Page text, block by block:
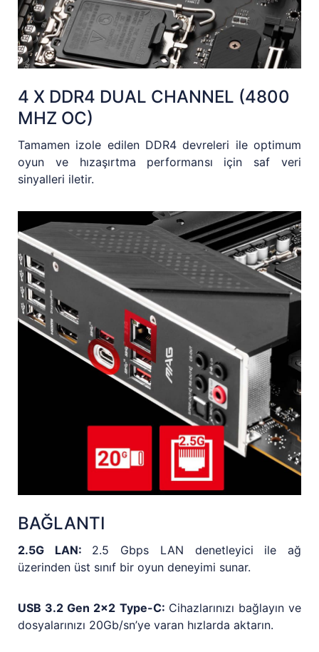
4 X DDR4 DUAL CHANNEL (4800
MHZ OC)
Tamamen izole edilen DDR4 devreleri ile optimum
oyun ve hızaşırtma performansı için saf veri
sinyalleri iletir.
BAĞLANTI
2.5G LAN: 2.5 Gbps LAN denetleyici ile ağ
üzerinden üst sınıf bir oyun deneyimi sunar.
USB 3.2 Gen 2x2 Type-C: Cihazlarınızı bağlayın ve
dosyalarınızı 20Gb/sn’ye varan hızlarda aktarın.